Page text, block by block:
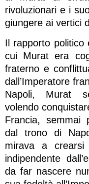
rivoluzionari e i
giungere ai vertici
Il rapporto politico
cui Murat era
fraterno e
dall’Imperatore
Napoli, Murat
volendo
Francia, semmai
dal trono di
mirava a crearsi
indipendente
da far nascere